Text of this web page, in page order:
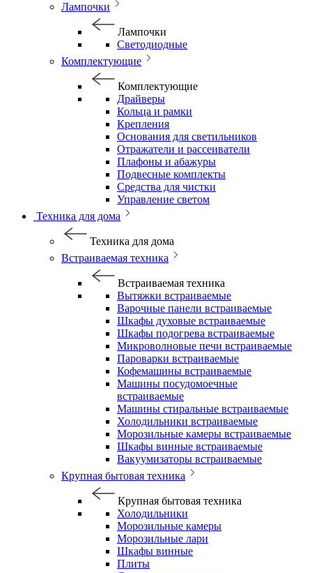
Лампочки
Лампочки
Светодиодные
Комплектующие
Комплектующие
Драйверы
Кольца и рамки
Крепления
Основания для светильников
Отражатели и рассеиватели
Плафоны и абажуры
Подвесные комплекты
Средства для чистки
Управление светом
Техника для дома
Техника для дома
Встраиваемая техника
Встраиваемая техника
Вытяжки встраиваемые
Варочные панели встраиваемые
Шкафы духовые встраиваемые
Шкафы подогрева встраиваемые
Микроволновые печи встраиваемые
Пароварки встраиваемые
Кофемашины встраиваемые
Машины посудомоечные
встраиваемые
Машины стиральные встраиваемые
Холодильники встраиваемые
Морозильные камеры встраиваемые
Шкафы винные встраиваемые
Вакуумизаторы встраиваемые
Крупная бытовая техника
Крупная бытовая техника
Холодильники
Морозильные камеры
Морозильные лари
Шкафы винные
Плиты